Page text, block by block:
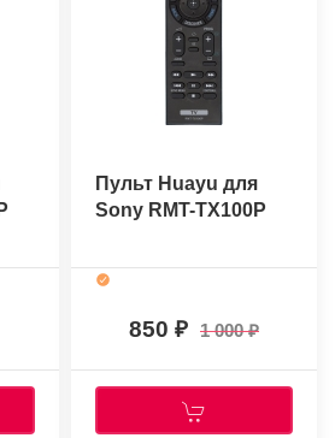
Пульт Huayu для
Sony RMT-TX100P
850 1 000